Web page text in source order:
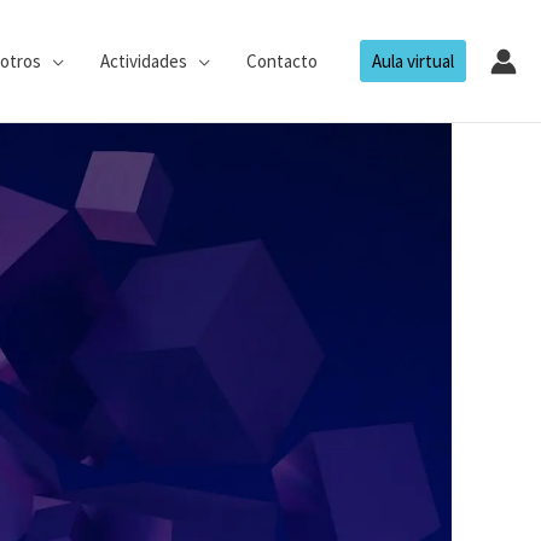
Actividades Contacto Aula virtual